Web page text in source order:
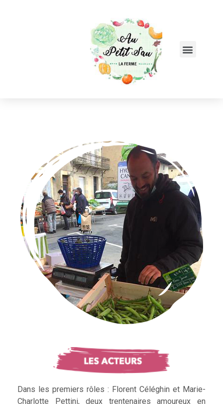
Dans les premiers rôles : Florent Céléghin et Marie-
Charlotte Pettini, deux trentenaires amoureux en